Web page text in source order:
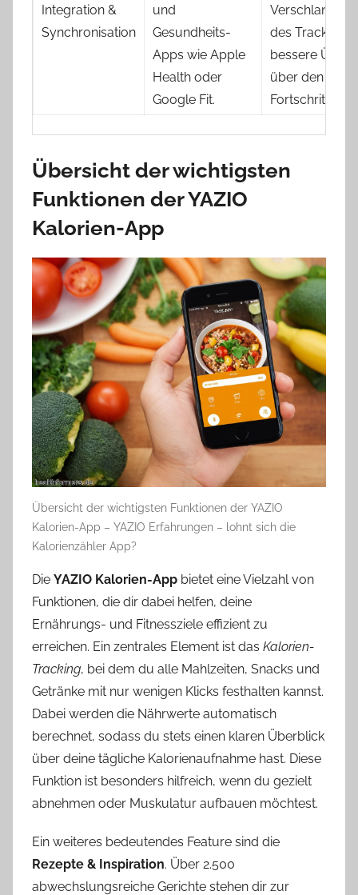
Integration &
Synchronisation
und
Gesundheits-
Apps wie Apple
Health oder
Google Fit.
Verschlankung
des Trackings,
bessere
über den
Fortschritt.
Übersicht der wichtigsten
Funktionen der YAZIO
Kalorien-App
Übersicht der wichtigsten Funktionen der YAZIO
Kalorien-App – YAZIO Erfahrungen – lohnt sich die
Kalorienzähler App?
Die YAZIO Kalorien-App bietet eine Vielzahl von
Funktionen, die dir dabei helfen, deine
Ernährungs- und Fitnessziele effizient zu
erreichen. Ein zentrales Element ist das Kalorien-
Tracking, bei dem du alle Mahlzeiten, Snacks und
Getränke mit nur wenigen Klicks festhalten kannst.
Dabei werden die Nährwerte automatisch
berechnet, sodass du stets einen klaren Überblick
über deine tägliche Kalorienaufnahme hast. Diese
Funktion ist besonders hilfreich, wenn du gezielt
abnehmen oder Muskulatur aufbauen möchtest.
Ein weiteres bedeutendes Feature sind die
Rezepte & Inspiration. Über 2.500
abwechslungsreiche Gerichte stehen dir zur